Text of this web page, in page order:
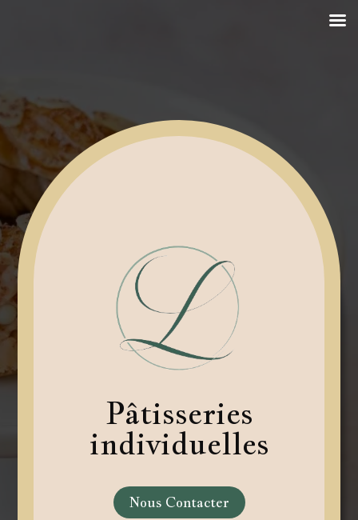
Pâtisseries
individuelles
Nous Contacter